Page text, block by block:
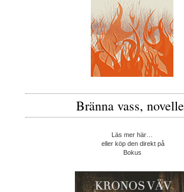
Bränna vass,
Läs mer här…
eller köp den direkt på
Bokus